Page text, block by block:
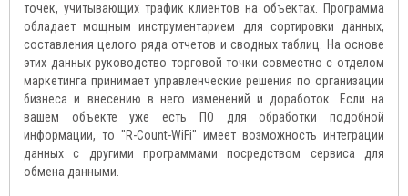
точек, учитывающих трафик клиентов на объектах. Программа
обладает мощным инструментарием для сортировки данных,
составления целого ряда отчетов и сводных таблиц. На основе
этих данных руководство торговой точки совместно с отделом
маркетинга принимает управленческие решения по организации
бизнеса и внесению в него изменений и доработок. Если на
вашем объекте уже есть ПО для обработки подобной
информации, то "R-Count-WiFi" имеет возможность интеграции
данных с другими программами посредством сервиса для
обмена данными.